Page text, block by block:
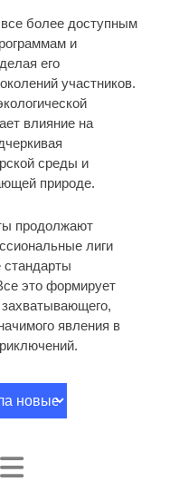
более доступным
и
его
участников.
влияние на
среды и
природе.
продолжают
лиги
стандарты
это формирует
явления в